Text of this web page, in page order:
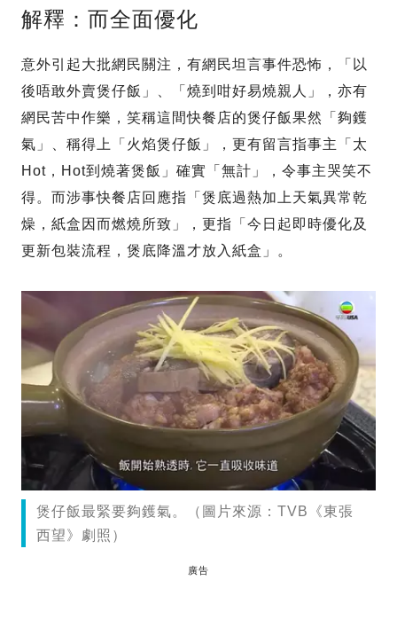
解釋：而全面優化
意外引起大批網民關注，有網民坦言事件恐怖，「以
後唔敢外賣煲仔飯」、「燒到咁好易燒親人」，亦有
網民苦中作樂，笑稱這間快餐店的煲仔飯果然「夠鑊
氣」、稱得上「火焰煲仔飯」，更有留言指事主「太
Hot，Hot到燒著煲飯」確實「無計」，令事主哭笑不
得。而涉事快餐店回應指「煲底過熱加上天氣異常乾
燥，紙盒因而燃燒所致」，更指「今日起即時優化及
更新包裝流程，煲底降溫才放入紙盒」。
煲仔飯最緊要夠鑊氣。（圖片來源：TVB《東張
西望》劇照）
廣告